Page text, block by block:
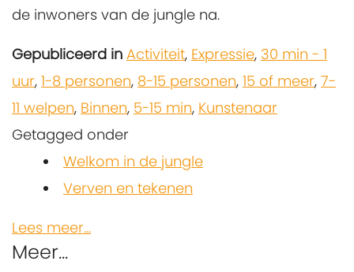
de inwoners van de jungle na.
Gepubliceerd in Activiteit, Expressie, 30 min - 1
uur, 1-8 personen, 8-15 personen, 15 of meer, 7-
11 welpen, Binnen, 5-15 min, Kunstenaar
Getagged onder
Welkom in de jungle
Verven en tekenen
Lees meer...
Meer...